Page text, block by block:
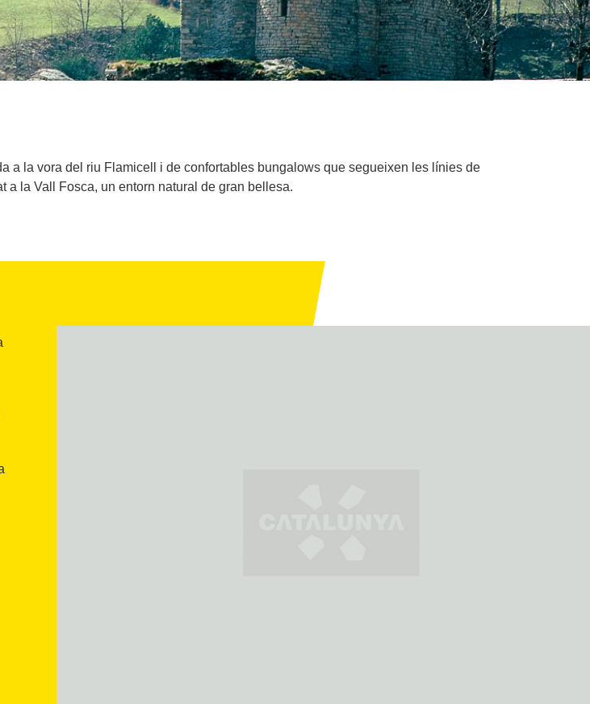
a la vora del riu Flamicell i de confortables bungalows que segueixen les línies de
a la Vall Fosca, un entorn natural de gran bellesa.